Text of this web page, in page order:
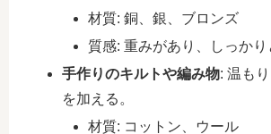
材質: 銅、銀、ブロンズ
質感: 重みがあり、しっかり
手作りのキルトや編み物: 温も
を加える。
材質: コットン、ウール